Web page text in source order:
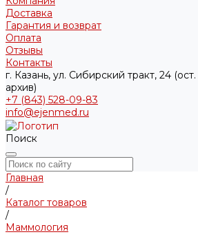
Доставка
Гарантия и возврат
Оплата
Отзывы
Контакты
г. Казань, ул. Сибирский тракт, 24
архив)
+7 (843) 528-09-83
info@ejenmed.ru
Поиск
Главная
/
Каталог товаров
/
Маммология